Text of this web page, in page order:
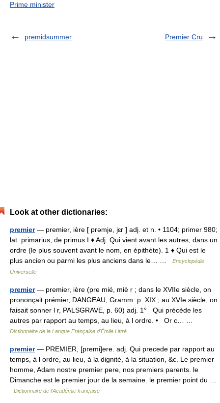
Prime minister
premidsummer Premier Cru
Look at other dictionaries:
premier— premier, ière [ prəmje, jɛr ] adj. et n. • 1104; primer 980;
lat. primarius, de primus I ♦ Adj. Qui vient avant les autres, dans un
ordre (le plus souvent avant le nom, en épithète). 1 ♦ Qui est le
plus ancien ou parmi les plus anciens dans le… …
Encyclopédie
Universelle
premier— premier, ière (pre mié, miè r ; dans le XVIIe siècle, on
prononçait prémier, DANGEAU, Gramm. p. XIX ; au XVIe siècle, on
faisait sonner l r, PALSGRAVE, p. 60) adj. 1° Qui précède les
autres par rapport au temps, au lieu, à l ordre. • Or c… …
Dictionnaire de la Langue Française d'Émile Littré
premier— PREMIER, [premi]ere. adj. Qui precede par rapport au
temps, à l ordre, au lieu, à la dignité, à la situation, &c. Le premier
homme, Adam nostre premier pere, nos premiers parents. le
Dimanche est le premier jour de la semaine. le premier point du …
Dictionnaire de l'Académie française